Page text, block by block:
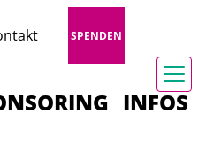
SPENDEN
INFOS